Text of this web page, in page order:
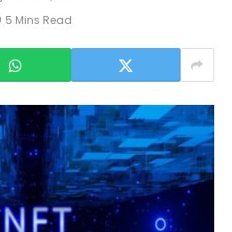
5 Mins Read